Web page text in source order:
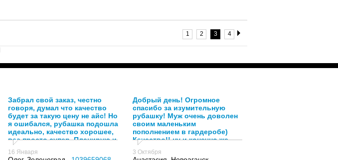
1 2 3 4
Забрал свой заказ, честно
говоря, думал что качество
будет за такую цену не айс! Но
я ошибался, рубашка подошла
идеально, качество хорошее,
все просто супер. Планирую и
в дальнейшем заказывать у
вас!
16 Января
Добрый день! Огромное
спасибо за изумительную
рубашку! Муж очень доволен
своим маленьким
пополнением в гардеробе)
Качество!! ну и конечно же
спасибо Анастасии,за её
подход и помощь к клиентам!)
3 Октября